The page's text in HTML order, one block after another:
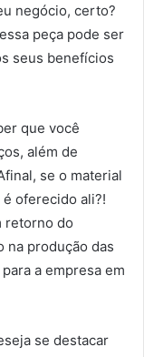
negócio, certo?
peça pode ser
seus benefícios
que você
além de
se o material
oferecido ali?!
retorno do
na produção das
a empresa em
se destacar